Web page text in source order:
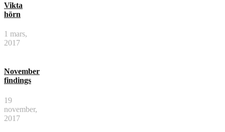
Vikta
hörn
1 mars,
2017
November
findings
19
november,
2017